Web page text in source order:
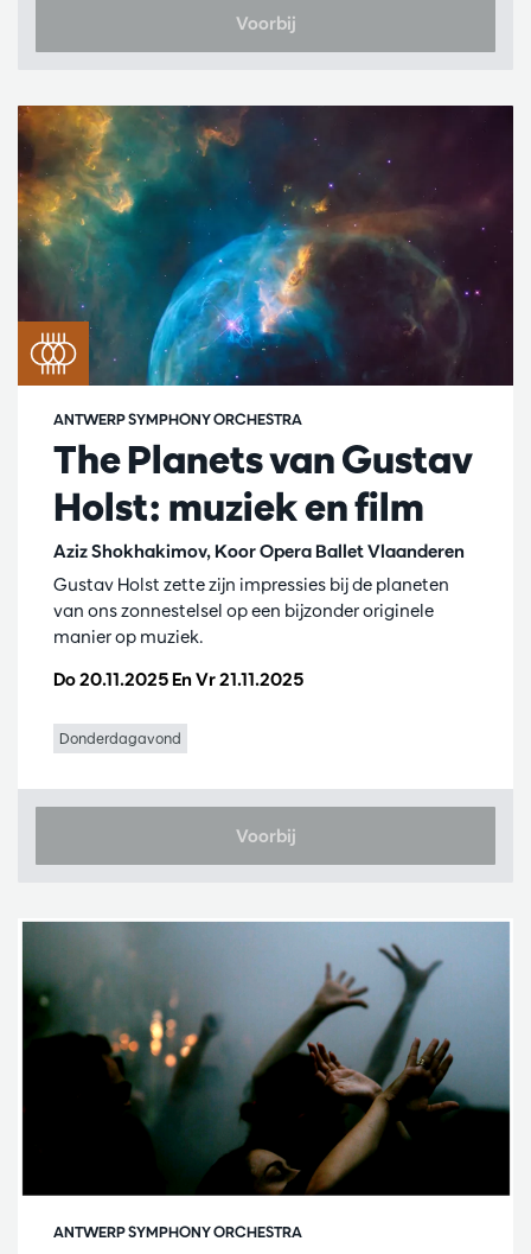
Voorbij
The Planets van Gustav
Holst: muziek en film
Aziz Shokhakimov, Koor Opera Ballet Vlaanderen
ANTWERP SYMPHONY ORCHESTRA
Do 20.11.2025 EnVr 21.11.2025
Gustav Holst zette zijn impressies bij de planeten
van ons zonnestelsel op een bijzonder originele
manier op muziek.
Donderdagavond
Voorbij
ANTWERP SYMPHONY ORCHESTRA